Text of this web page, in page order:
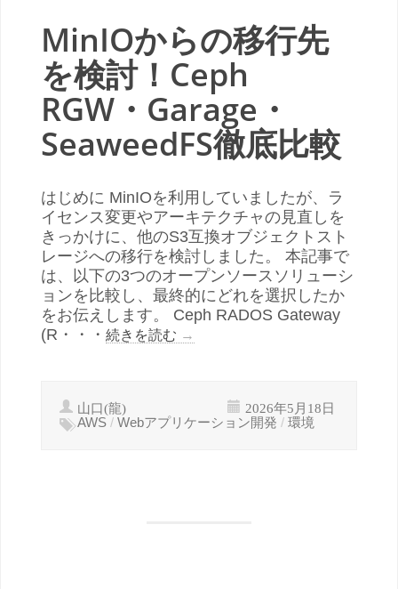
MinIOからの移行先
を検討！Ceph
RGW・Garage・
SeaweedFS徹底比較
はじめに MinIOを利用していましたが、ラ
イセンス変更やアーキテクチャの見直しを
きっかけに、他のS3互換オブジェクトスト
レージへの移行を検討しました。 本記事で
は、以下の3つのオープンソースソリューシ
ョンを比較し、最終的にどれを選択したか
をお伝えします。 Ceph RADOS Gateway
(R・・・ 続きを読む →
山口(龍) 2026年5月18日
AWS / Webアプリケーション開発 / 環境